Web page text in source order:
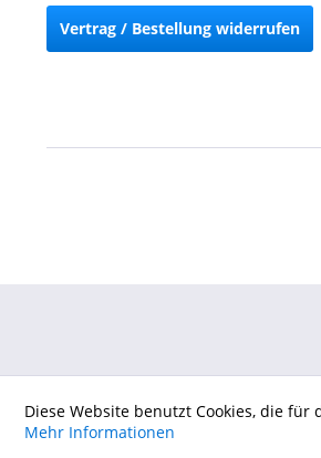
Vertrag / Bestellung widerrufen
Diese Website benutzt Cookies, die
Mehr Informationen